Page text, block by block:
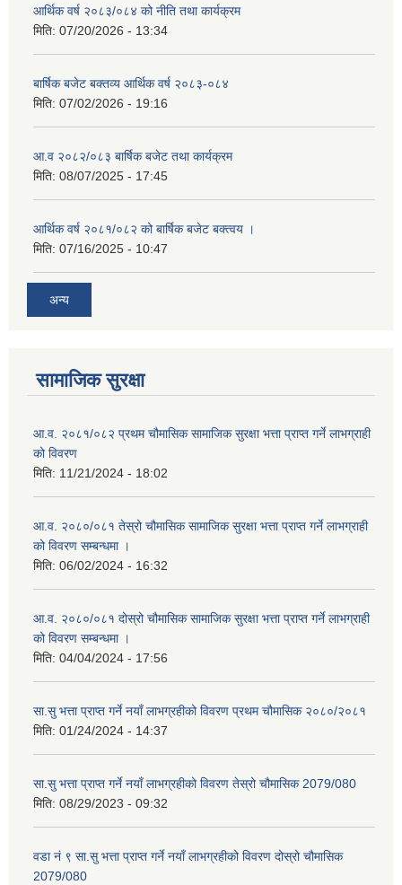
आर्थिक वर्ष २०८३/०८४ को नीति तथा कार्यक्रम
मिति: 07/20/2026 - 13:34
बार्षिक बजेट बक्तव्य आर्थिक वर्ष २०८३-०८४
मिति: 07/02/2026 - 19:16
आ.व २०८२/०८३ बार्षिक बजेट तथा कार्यक्रम
मिति: 08/07/2025 - 17:45
आर्थिक वर्ष २०८१/०८२ को बार्षिक बजेट बक्त्वय ।
मिति: 07/16/2025 - 10:47
अन्य
सामाजिक सुरक्षा
आ.व. २०८१/०८२ प्रथम चौमासिक सामाजिक सुरक्षा भत्ता प्राप्त गर्ने लाभग्राही
को विवरण
मिति: 11/21/2024 - 18:02
आ.व. २०८०/०८१ तेस्रो चौमासिक सामाजिक सुरक्षा भत्ता प्राप्त गर्ने लाभग्राही
को विवरण सम्बन्धमा ।
मिति: 06/02/2024 - 16:32
आ.व. २०८०/०८१ दोस्रो चौमासिक सामाजिक सुरक्षा भत्ता प्राप्त गर्ने लाभग्राही
को विवरण सम्बन्धमा ।
मिति: 04/04/2024 - 17:56
सा.सु भत्ता प्राप्त गर्ने नयाँ लाभग्रहीको विवरण प्रथम चौमासिक २०८०/२०८१
मिति: 01/24/2024 - 14:37
सा.सु भत्ता प्राप्त गर्ने नयाँ लाभग्रहीको विवरण तेस्रो चौमासिक 2079/080
मिति: 08/29/2023 - 09:32
वडा नं ९ सा.सु भत्ता प्राप्त गर्ने नयाँ लाभग्रहीको विवरण दोस्रो चौमासिक
2079/080